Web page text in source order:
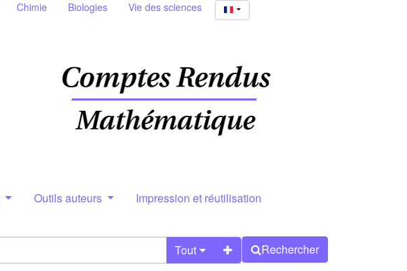
Chimie Biologies Vie des sciences
Outils auteurs Impression et réutilisation
Tout Rechercher